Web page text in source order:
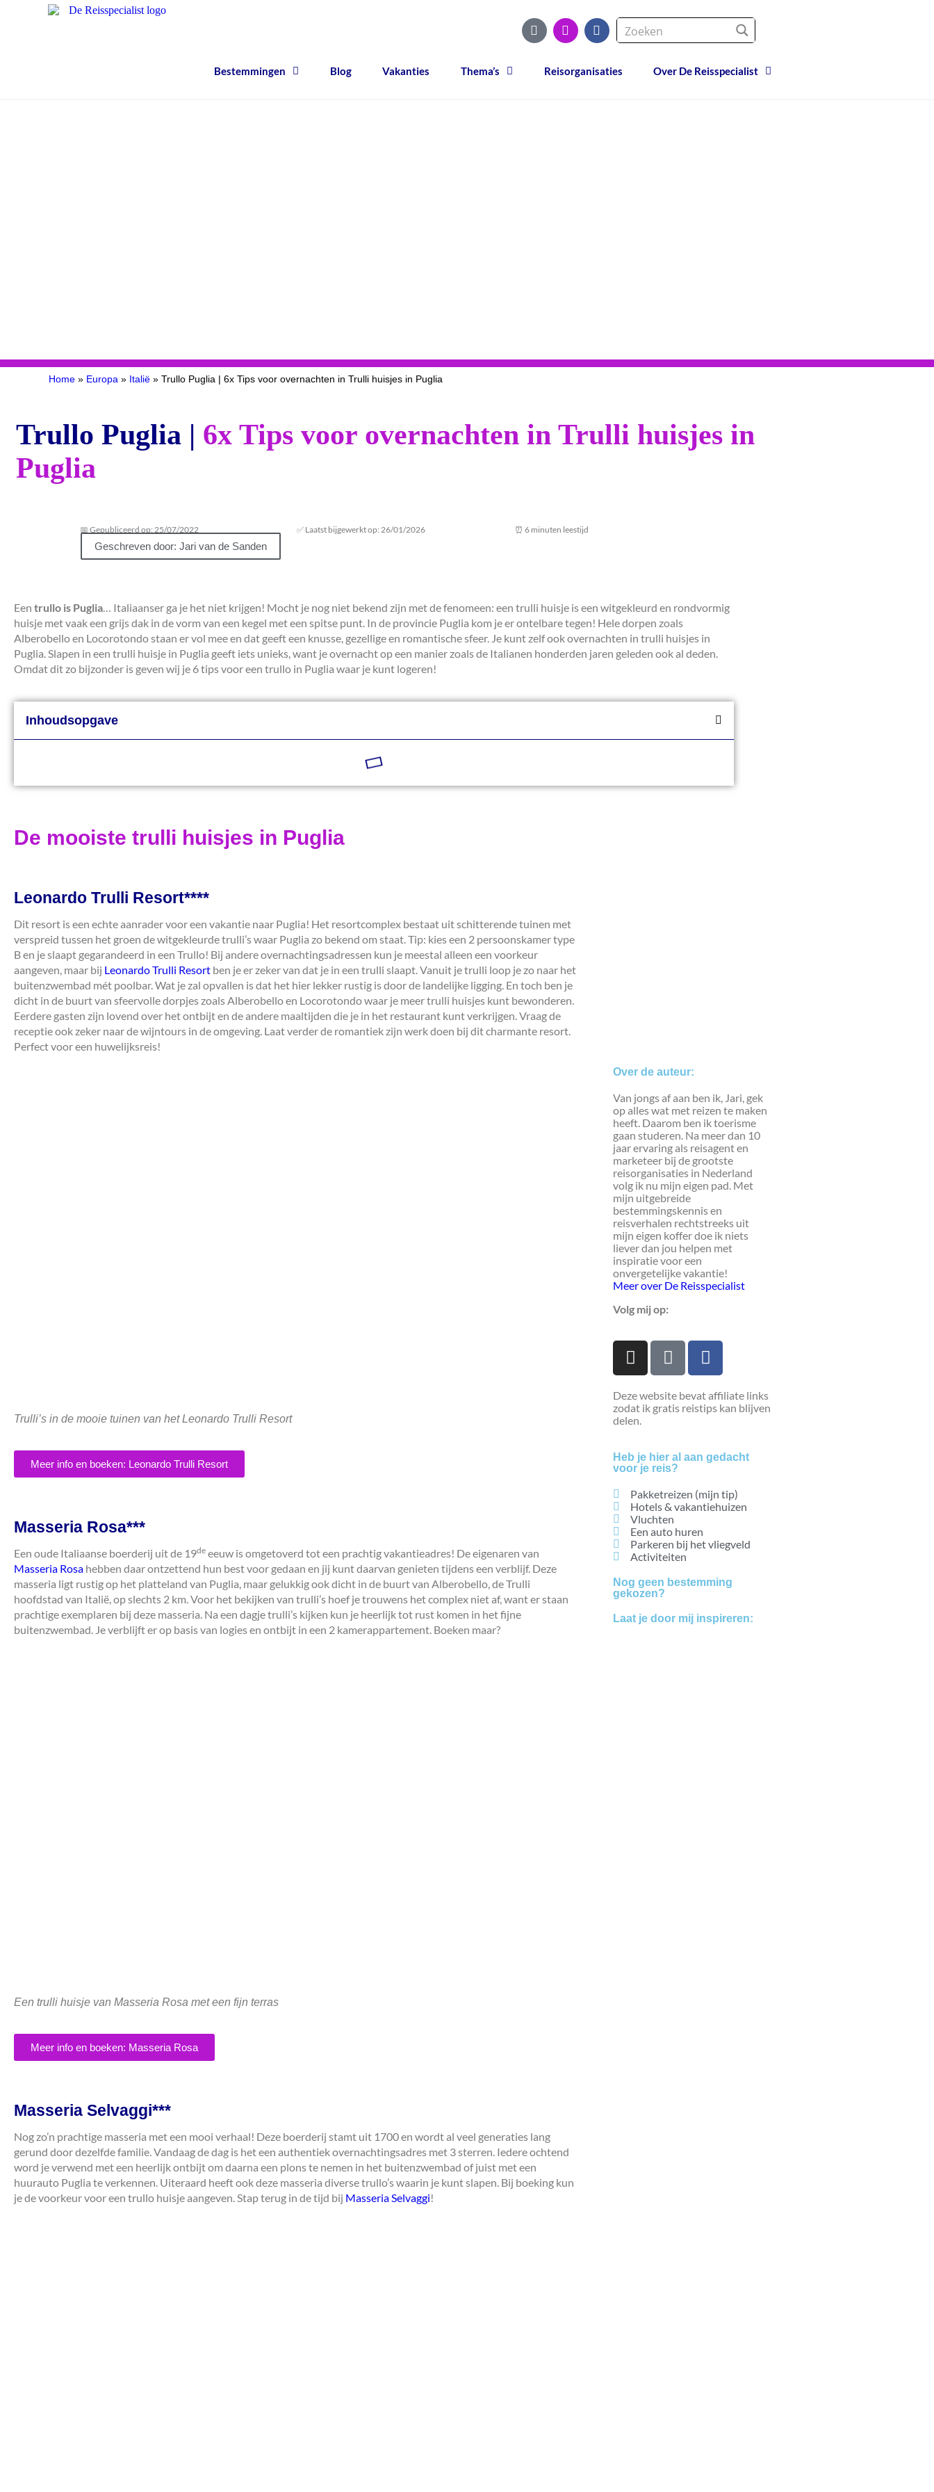
Bestemmingen Blog Vakanties Thema’s Reisorganisaties Over De Reisspecialist
Home » Europa » Italië » Trullo Puglia | 6x Tips voor overnachten in Trulli huisjes in Puglia
Trullo Puglia | 6x Tips voor overnachten in Trulli huisjes in
Puglia
📅 Gepubliceerd op: 25/07/2022 ✅ Laatst bijgewerkt op: 26/01/2026 ⏰ 6 minuten leestijd
Geschreven door: Jari van de Sanden
Een trullo is Puglia… Italiaanser ga je het niet krijgen! Mocht je nog niet bekend zijn met de fenomeen: een trulli huisje is een witgekleurd en rondvormig
huisje met vaak een grijs dak in de vorm van een kegel met een spitse punt. In de provincie Puglia kom je er ontelbare tegen! Hele dorpen zoals
Alberobello en Locorotondo staan er vol mee en dat geeft een knusse, gezellige en romantische sfeer. Je kunt zelf ook overnachten in trulli huisjes in
Puglia. Slapen in een trulli huisje in Puglia geeft iets unieks, want je overnacht op een manier zoals de Italianen honderden jaren geleden ook al deden.
Omdat dit zo bijzonder is geven wij je 6 tips voor een trullo in Puglia waar je kunt logeren!
Inhoudsopgave
De mooiste trulli huisjes in Puglia
Leonardo Trulli Resort****
Dit resort is een echte aanrader voor een vakantie naar Puglia! Het resortcomplex bestaat uit schitterende tuinen met
verspreid tussen het groen de witgekleurde trulli’s waar Puglia zo bekend om staat. Tip: kies een 2 persoonskamer type
B en je slaapt gegarandeerd in een Trullo! Bij andere overnachtingsadressen kun je meestal alleen een voorkeur
aangeven, maar bij Leonardo Trulli Resort ben je er zeker van dat je in een trulli slaapt. Vanuit je trulli loop je zo naar het
buitenzwembad mét poolbar. Wat je zal opvallen is dat het hier lekker rustig is door de landelijke ligging. En toch ben je
dicht in de buurt van sfeervolle dorpjes zoals Alberobello en Locorotondo waar je meer trulli huisjes kunt bewonderen.
Eerdere gasten zijn lovend over het ontbijt en de andere maaltijden die je in het restaurant kunt verkrijgen. Vraag de
receptie ook zeker naar de wijntours in de omgeving. Laat verder de romantiek zijn werk doen bij dit charmante resort.
Perfect voor een huwelijksreis!
Trulli’s in de mooie tuinen van het Leonardo Trulli Resort
Meer info en boeken: Leonardo Trulli Resort
Masseria Rosa***
Een oude Italiaanse boerderij uit de 19de eeuw is omgetoverd tot een prachtig vakantieadres! De eigenaren van
Masseria Rosa hebben daar ontzettend hun best voor gedaan en jij kunt daarvan genieten tijdens een verblijf. Deze
masseria ligt rustig op het platteland van Puglia, maar gelukkig ook dicht in de buurt van Alberobello, de Trulli
hoofdstad van Italië, op slechts 2 km. Voor het bekijken van trulli’s hoef je trouwens het complex niet af, want er staan
prachtige exemplaren bij deze masseria. Na een dagje trulli’s kijken kun je heerlijk tot rust komen in het fijne
buitenzwembad. Je verblijft er op basis van logies en ontbijt in een 2 kamerappartement. Boeken maar?
Een trulli huisje van Masseria Rosa met een fijn terras
Meer info en boeken: Masseria Rosa
Over de auteur:
Van jongs af aan ben ik, Jari, gek
op alles wat met reizen te maken
heeft. Daarom ben ik toerisme
gaan studeren. Na meer dan 10
jaar ervaring als reisagent en
marketeer bij de grootste
reisorganisaties in Nederland
volg ik nu mijn eigen pad. Met
mijn uitgebreide
bestemmingskennis en
reisverhalen rechtstreeks uit
mijn eigen koffer doe ik niets
liever dan jou helpen met
inspiratie voor een
onvergetelijke vakantie!
Meer over De Reisspecialist
Volg mij op:
Deze website bevat affiliate links
zodat ik gratis reistips kan blijven
delen.
Heb je hier al aan gedacht
voor je reis?
Pakketreizen (mijn tip)
Hotels & vakantiehuizen
Vluchten
Een auto huren
Parkeren bij het vliegveld
Activiteiten
Nog geen bestemming
gekozen?
Laat je door mij inspireren:
Masseria Selvaggi***
Nog zo’n prachtige masseria met een mooi verhaal! Deze boerderij stamt uit 1700 en wordt al veel generaties lang
gerund door dezelfde familie. Vandaag de dag is het een authentiek overnachtingsadres met 3 sterren. Iedere ochtend
word je verwend met een heerlijk ontbijt om daarna een plons te nemen in het buitenzwembad of juist met een
huurauto Puglia te verkennen. Uiteraard heeft ook deze masseria diverse trullo’s waarin je kunt slapen. Bij boeking kun
je de voorkeur voor een trullo huisje aangeven. Stap terug in de tijd bij Masseria Selvaggi!